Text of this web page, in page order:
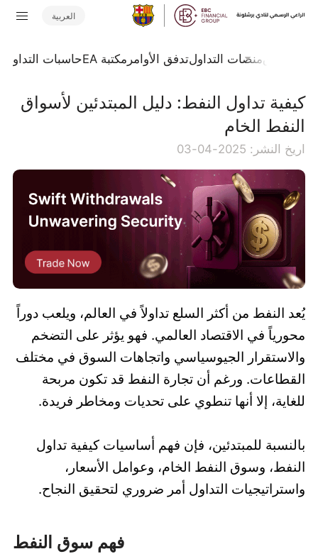
العربية
السوقمنصات التداولتدفق الأوامر مكتبة EA حاسبات التداول
كيفية تداول النفط: دليل المبتدئين لأسواق
النفط الخام
اريخ النشر: 2025-04-03
يُعد النفط من أكثر السلع تداولاً في العالم، ويلعب دوراً
محورياً في الاقتصاد العالمي. فهو يؤثر على التضخم
والاستقرار الجيوسياسي واتجاهات السوق في مختلف
القطاعات. ورغم أن تجارة النفط قد تكون مربحة
للغاية، إلا أنها تنطوي على تحديات ومخاطر فريدة.
بالنسبة للمبتدئين، فإن فهم أساسيات كيفية تداول
النفط، وسوق النفط الخام، وعوامل الأسعار،
واستراتيجيات التداول أمر ضروري لتحقيق النجاح.
فهم سوق النفط